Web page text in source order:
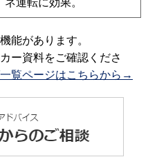
能があります。
ー資料をご確認くださ
覧ページはこちらから→